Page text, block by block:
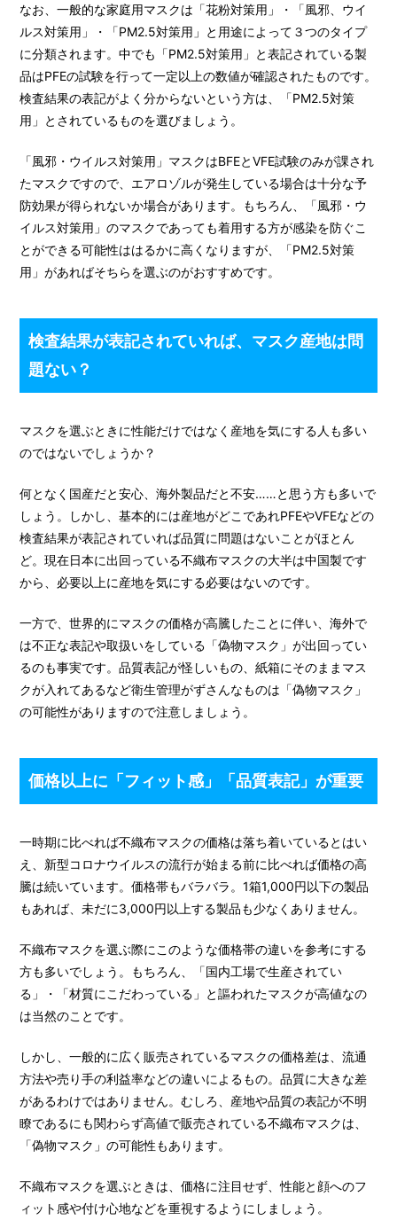
なお、一般的な家庭用マスクは「花粉対策用」・「風邪、ウイ
ルス対策用」・「PM2.5対策用」と用途によって３つのタイプ
に分類されます。中でも「PM2.5対策用」と表記されている製
品はPFEの試験を行って一定以上の数値が確認されたものです。
検査結果の表記がよく分からないという方は、「PM2.5対策
用」とされているものを選びましょう。
「風邪・ウイルス対策用」マスクはBFEとVFE試験のみが課され
たマスクですので、エアロゾルが発生している場合は十分な予
防効果が得られないか場合があります。もちろん、「風邪・ウ
イルス対策用」のマスクであっても着用する方が感染を防ぐこ
とができる可能性ははるかに高くなりますが、「PM2.5対策
用」があればそちらを選ぶのがおすすめです。
検査結果が表記されていれば、マスク産地は問
題ない？
マスクを選ぶときに性能だけではなく産地を気にする人も多い
のではないでしょうか？
何となく国産だと安心、海外製品だと不安……と思う方も多いで
しょう。しかし、基本的には産地がどこであれPFEやVFEなどの
検査結果が表記されていれば品質に問題はないことがほとん
ど。現在日本に出回っている不織布マスクの大半は中国製です
から、必要以上に産地を気にする必要はないのです。
一方で、世界的にマスクの価格が高騰したことに伴い、海外で
は不正な表記や取扱いをしている「偽物マスク」が出回ってい
るのも事実です。品質表記が怪しいもの、紙箱にそのままマス
クが入れてあるなど衛生管理がずさんなものは「偽物マスク」
の可能性がありますので注意しましょう。
価格以上に「フィット感」「品質表記」が重要
一時期に比べれば不織布マスクの価格は落ち着いているとはい
え、新型コロナウイルスの流行が始まる前に比べれば価格の高
騰は続いています。価格帯もバラバラ。1箱1,000円以下の製品
もあれば、未だに3,000円以上する製品も少なくありません。
不織布マスクを選ぶ際にこのような価格帯の違いを参考にする
方も多いでしょう。もちろん、「国内工場で生産されてい
る」・「材質にこだわっている」と謳われたマスクが高値なの
は当然のことです。
しかし、一般的に広く販売されているマスクの価格差は、流通
方法や売り手の利益率などの違いによるもの。品質に大きな差
があるわけではありません。むしろ、産地や品質の表記が不明
瞭であるにも関わらず高値で販売されている不織布マスクは、
「偽物マスク」の可能性もあります。
不織布マスクを選ぶときは、価格に注目せず、性能と顔へのフ
ィット感や付け心地などを重視するようにしましょう。